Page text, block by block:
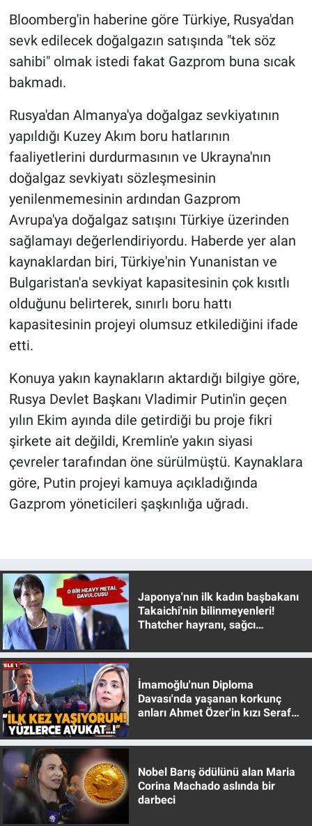
Bloomberg'in haberine göre Türkiye, Rusya'dan
sevk edilecek doğalgazın satışında "tek söz
sahibi" olmak istedi fakat Gazprom buna sıcak
bakmadı.
Rusya'dan Almanya'ya doğalgaz sevkiyatının
yapıldığı Kuzey Akım boru hatlarının
faaliyetlerini durdurmasının ve Ukrayna'nın
doğalgaz sevkiyatı sözleşmesinin
yenilenmemesinin ardından Gazprom
Avrupa'ya doğalgaz satışını Türkiye üzerinden
sağlamayı değerlendiriyordu. Haberde yer alan
kaynaklardan biri, Türkiye'nin Yunanistan ve
Bulgaristan'a sevkiyat kapasitesinin çok kısıtlı
olduğunu belirterek, sınırlı boru hattı
kapasitesinin projeyi olumsuz etkilediğini ifade
etti.
Konuya yakın kaynakların aktardığı bilgiye göre,
Rusya Devlet Başkanı Vladimir Putin'in geçen
yılın Ekim ayında dile getirdiği bu proje fikri
şirkete ait değildi, Kremlin'e yakın siyasi
çevreler tarafından öne sürülmüştü. Kaynaklara
göre, Putin projeyi kamuya açıkladığında
Gazprom yöneticileri şaşkınlığa uğradı.
Japonya'nın ilk kadın başbakanı
Takaichi'nin bilinmeyenleri!
Thatcher hayranı, sağcı
İmamoğlu'nun Diploma
Davası'nda yaşanan korkunç
anları Ahmet Özer'in kızı Seraf
Nobel Barış ödülünü alan Maria
Corina Machado aslında bir
darbeci
İlan
Kimdir
Kültür Sanat
Ne demişti
Nedir
Popüler
Programlar
Sağlık
Teknoloji
Türkiye'nin Geleceği
Türkiye'nin Gündemi
Yerel Gündem